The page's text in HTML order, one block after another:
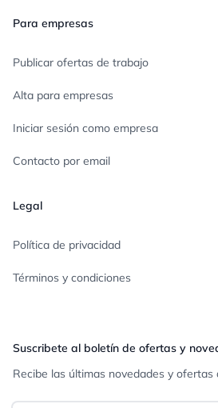
Para empresas
Publicar ofertas de trabajo
Alta para empresas
Iniciar sesión como empresa
Contacto por email
Legal
Política de privacidad
Términos y condiciones
Suscribete al boletín de ofertas y
Recibe las últimas novedades y